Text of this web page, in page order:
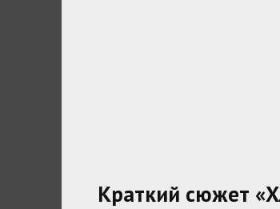
Краткий сюжет